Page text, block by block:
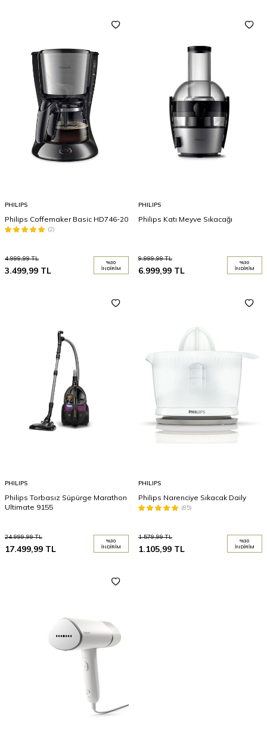
PHILIPS
Philips Coffemaker Basic HD746-20
(2)
4.999,99TL
3.499,99 TL
%30
İNDIRIM
PHILIPS
Philips Katı Meyve Sıkacağı
9.999,99TL
6.999,99 TL
%30
İNDIRIM
PHILIPS
Philips Torbasız Süpürge Marathon
Ultimate 9155
24.999,99TL
17.499,99 TL
%30
İNDIRIM
PHILIPS
Philips Narenciye Sıkacak Daily
(85)
1.579,99TL
1.105,99 TL
%30
İNDIRIM